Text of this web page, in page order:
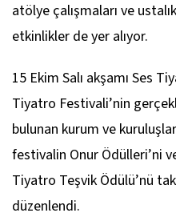
atölye çalışmaları ve
etkinlikler de yer alıyor.
15 Ekim Salı akşamı Ses
Tiyatro Festivali’nin
bulunan kurum ve
festivalin Onur Ödülleri’ni
Tiyatro Teşvik Ödülü’nü
düzenlendi.